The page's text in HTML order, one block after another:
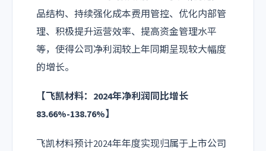
品结构、持续强化成本费用管控、优化内部管
理、积极提升运营效率、提高资金管理水平
等，使得公司净利润较上年同期呈现较大幅度
的增长。
【飞凯材料：2024年净利润同比增长
83.66%-138.76%】
飞凯材料预计2024年年度实现归属于上市公司